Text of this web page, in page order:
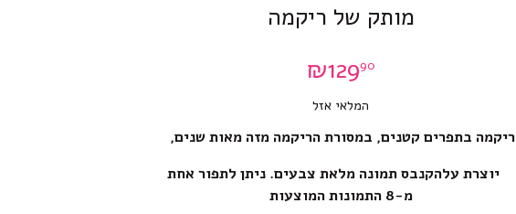
מותק של ריקמה
₪12990
המלאי אזל
ריקמה בתפרים קטנים, במסורת הריקמה מזה מאות שנים,
יוצרת עלהקנבס תמונה מלאת צבעים. ניתן לתפור אחת
מ-8 התמונות המוצעות